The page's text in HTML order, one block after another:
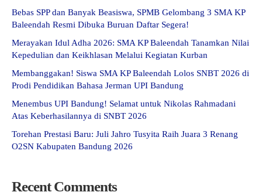
Bebas SPP dan Banyak Beasiswa, SPMB Gelombang 3 SMA KP
Baleendah Resmi Dibuka Buruan Daftar Segera!
Merayakan Idul Adha 2026: SMA KP Baleendah Tanamkan Nilai
Kepedulian dan Keikhlasan Melalui Kegiatan Kurban
Membanggakan! Siswa SMA KP Baleendah Lolos SNBT 2026 di
Prodi Pendidikan Bahasa Jerman UPI Bandung
Menembus UPI Bandung! Selamat untuk Nikolas Rahmadani
Atas Keberhasilannya di SNBT 2026
Torehan Prestasi Baru: Juli Jahro Tusyita Raih Juara 3 Renang
O2SN Kabupaten Bandung 2026
Recent Comments